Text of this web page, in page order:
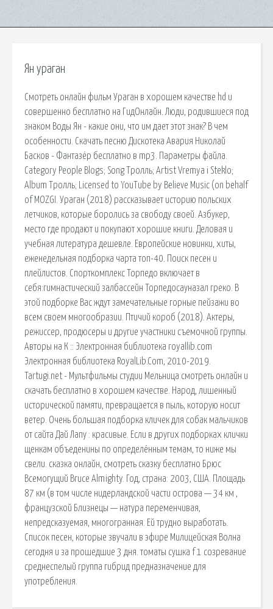
Ян ураган
Смотреть онлайн фильм Ураган в хорошем качестве hd и
совершенно бесплатно на ГидОнлайн. Люди, родившиеся под
знаком Воды Ян - какие они, что им дает этот знак? В чем
особенности. Скачать песню Дискотека Авария Николай
Басков - Фантазёр бесплатно в mp3. Параметры файла.
Category People Blogs; Song Тролль; Artist Vremya i Steklo;
Album Тролль; Licensed to YouTube by Believe Music (on behalf
of MOZGI. Ураган (2018) рассказывает историю польских
летчиков, которые боролись за свободу своей. Азбукер,
место где продают и покупают хорошие книги. Деловая и
учебная литература дешевле. Европейские новинки, хиты,
еженедельная подборка чарта топ-40. Поиск песен и
плейлистов. Спорткомплекс Торпедо включает в
себя:гимнастический залбассейн Торпедосауназал греко. В
этой подборке Вас ждут замечательные горные пейзажи во
всем своем многообразии. Птичий короб (2018). Актеры,
режиссер, продюсеры и другие участники съемочной группы.
Авторы на К :: Электронная библиотека royallib.com
Электронная библиотека RoyalLib.Com, 2010-2019.
Tartugi.net - Мультфильмы студии Мельница смотреть онлайн и
скачать бесплатно в хорошем качестве. Народ, лишенный
исторической памяти, превращается в пыль, которую носит
ветер. Очень большая подборка кличек для собак мальчиков
от сайта Дай Лапу : красивые. Если в других подборках клички
щенкам объеденины по определённым темам, то ниже мы
свели. сказка онлайн, смотреть сказку бесплатно Брюс
Всемогущий Bruce Almighty. Год, страна: 2003, США. Площадь
87 км (в том числе нидерландской части острова — 34 км ,
французской Близнецы — натура переменчивая,
непредсказуемая, многогранная. Ей трудно выработать.
Список песен, которые звучали в эфире Милицейская Волна
сегодня и за прошедшие 3 дня. томаты сушка f 1 созревание
среднеспелый группа гибрид предназначение для
употребления.